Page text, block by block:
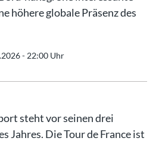
höhere globale Präsenz des
- 22:00 Uhr
steht vor seinen drei
Jahres. Die Tour de France ist